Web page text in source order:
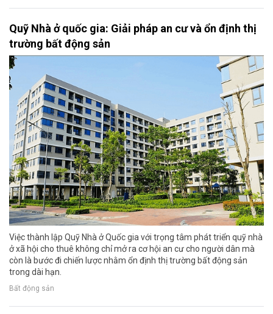
Quỹ Nhà ở quốc gia: Giải pháp an cư và ổn định thị
trường bất động sản
Việc thành lập Quỹ Nhà ở Quốc gia với trọng tâm phát triển quỹ nhà
ở xã hội cho thuê không chỉ mở ra cơ hội an cư cho người dân mà
còn là bước đi chiến lược nhằm ổn định thị trường bất động sản
trong dài hạn.
Bất động sản